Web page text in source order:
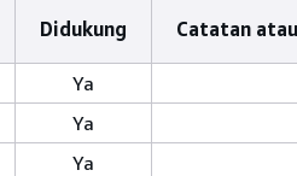
Didukung Catatan
Ya
Ya
Ya